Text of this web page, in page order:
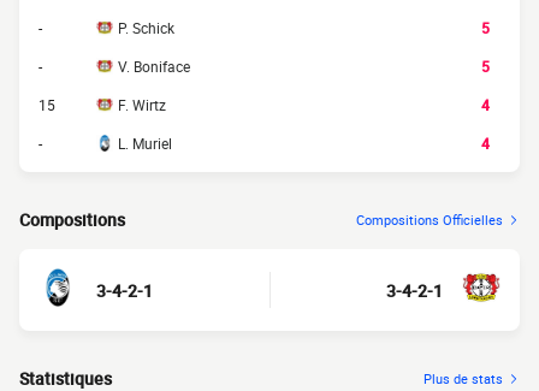
-
P. Schick
5
-
V. Boniface
5
15
F. Wirtz
4
-
L. Muriel 4
Compositions Compositions Officielles
3-4-2-1 3-4-2-1
Statistiques Plus de stats